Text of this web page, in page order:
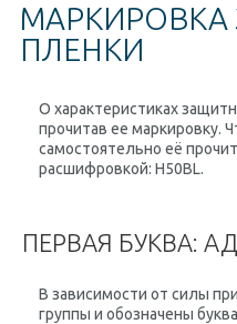
ПЛЕНКИ
О характеристиках
прочитав ее маркировку.
самостоятельно её
расшифровкой: H50BL.
ПЕРВАЯ БУКВА:
В зависимости от силы
группы и обозначены